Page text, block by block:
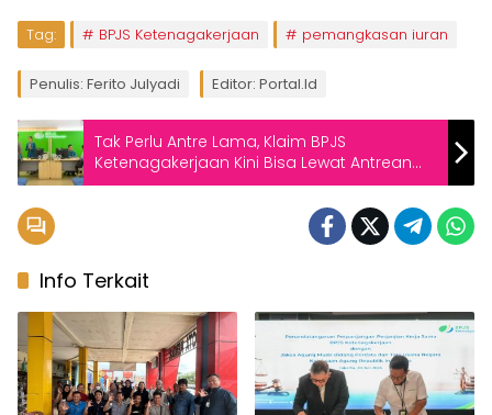
Tag: BPJS Ketenagakerjaan pemangkasan iuran
Penulis: Ferito Julyadi Editor: Portal.id
Tak Perlu Antre Lama, Klaim BPJS
Ketenagakerjaan Kini Bisa Lewat Antrean
Online
Info Terkait